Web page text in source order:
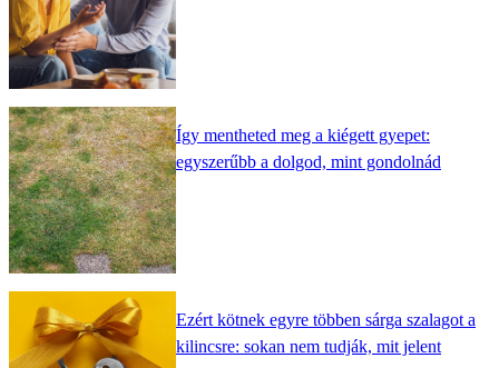
Így mentheted meg a kiégett gyepet:
egyszerűbb a dolgod, mint gondolnád
Ezért kötnek egyre többen sárga szalagot a
kilincsre: sokan nem tudják, mit jelent